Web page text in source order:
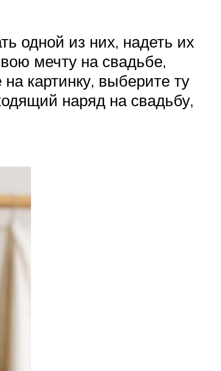
одной из них, надеть их
мечту на свадьбе,
картинку, выберите ту
наряд на свадьбу,